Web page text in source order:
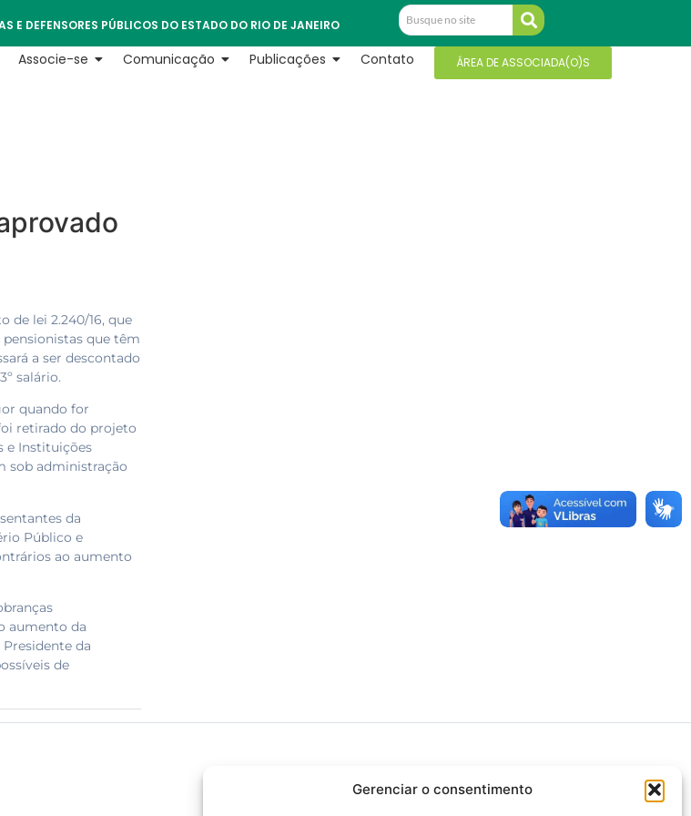
Gerenciar o consentimento
E DEFENSORES PÚBLICOS DO ESTADO DO RIO DE JANEIRO
Associe-se Comunicação Publicações Contato ÁREA DE ASSOCIADA(O)S
de lei 2.240/16, que
pensionistas que têm
a ser descontado
salário.
quando for
retirado do projeto
e Instituições
sob administração
da
Público e
ao aumento
aumento da
da
de